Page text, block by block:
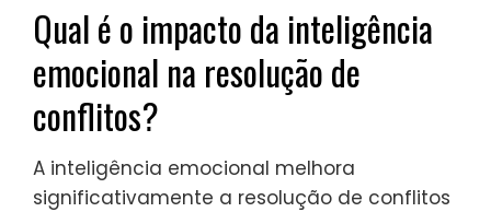
Qual é o impacto da inteligência
emocional na resolução de
conflitos?
A inteligência emocional melhora
significativamente a resolução de conflitos